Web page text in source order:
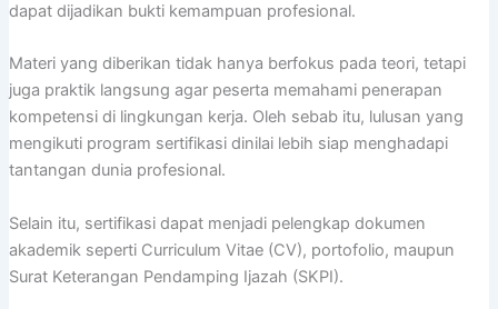
dapat dijadikan bukti kemampuan profesional.
Materi yang diberikan tidak hanya berfokus pada teori, tetapi
juga praktik langsung agar peserta memahami penerapan
kompetensi di lingkungan kerja. Oleh sebab itu, lulusan yang
mengikuti program sertifikasi dinilai lebih siap menghadapi
tantangan dunia profesional.
Selain itu, sertifikasi dapat menjadi pelengkap dokumen
akademik seperti Curriculum Vitae (CV), portofolio, maupun
Surat Keterangan Pendamping Ijazah (SKPI).